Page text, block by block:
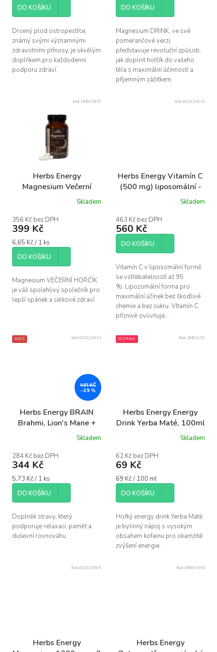
hvězdiček.
DO KOŠÍKU
Drcený plod ostropestřce,
známý svými významnými
zdravotními přínosy, je skvělým
doplňkem pro každodenní
podporu zdraví.
hvězdiček.
DO KOŠÍKU
Magnesium DRINK, ve své
pomerančové verzi,
představuje revoluční způsob,
jak doplnit hořčík do vašeho
těla s maximální účinností a
příjemným zážitkem.
Herbs Energy
Magnesium Večerní
hořčík, 60 kapslíSkladem
356 Kč bez DPH
399 Kč
Měrná
cena:
6,65 Kč / 1 ks
DO KOŠÍKU
Magnesium VEČERNÍ HOŘČÍK
je váš spolehlivý společník pro
lepší spánek a celkové zdraví.
Kód: OM997857
Herbs Energy Vitamín C
(500 mg) liposomální -
pomeranč, 30 dávek
Skladem
463 Kč bez DPH
560 Kč
DO KOŠÍKU
Vitamín C v liposomální formě
se vstřebatelností až 95
%. Lipozomální forma pro
maximální účinek bez škodlivé
chemie a bez cukru. VItamín C
příznivě ovlivňuje...
Kód: ECO133616
AKCE
491 KČ
–29 %
Herbs Energy BRAIN
Brahmi, Lion's Mane +
Ginkgo, 60 kapslíSkladem
284 Kč bez DPH
344 Kč
Měrná
cena:
5,73 Kč / 1 ks
DO KOŠÍKU
Doplněk stravy, který
podporuje relaxaci, paměť a
duševní rovnováhu.
Kód: ECO133613 NOVINKA
Herbs Energy Energy
Drink Yerba Maté, 100ml
Skladem
62 Kč bez DPH
69 Kč
Měrná
cena:
69 Kč / 100 ml
DO KOŠÍKU
Hořký energy drink Yerba Maté
je bylinný nápoj s vysokým
obsahem kofeinu pro okamžité
zvýšení energie.
Kód: OM93152
Herbs Energy
Kód: ECO133595
Herbs Energy
Kód: OM997855